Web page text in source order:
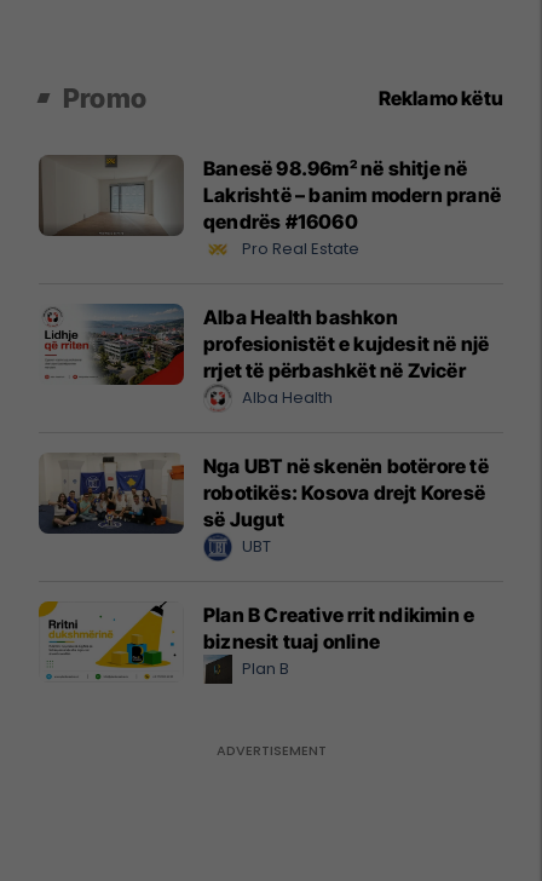
Promo Reklamo këtu
Banesë 98.96m² në shitje në
Lakrishtë – banim modern pranë
qendrës #16060
Pro Real Estate
Alba Health bashkon
profesionistët e kujdesit në një
rrjet të përbashkët në Zvicër
Alba Health
Nga UBT në skenën botërore të
robotikës: Kosova drejt Koresë
së Jugut
UBT
Plan B Creative rrit ndikimin e
biznesit tuaj online
Plan B